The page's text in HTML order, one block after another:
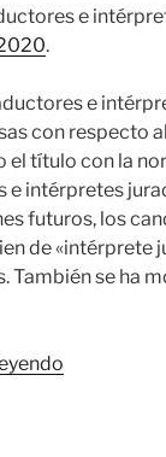
e
.
e
con respecto
el título con la
e intérpretes
futuros, los
de «intérprete
También se ha
«Nuevo